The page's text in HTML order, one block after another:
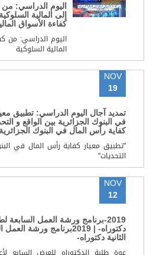
اليوم الدراسي: من
إلى المالية
كفاءة الأسواق
اليوم الدراسي: من
المالية السلوكية
NOV
19
تمديد آجال اليوم الدراسي: تطبيق
في البنوك الجزائرية بين الواقع و
كفاية رأس المال في البنوك
"تطبيق معيار كفاية رأس المال في
التحديات"
NOV
12
2019-برنامج ورشة العمل السابعة
دكتوراه- | 2019برنامج ورشة
الثانية دكتوراه-